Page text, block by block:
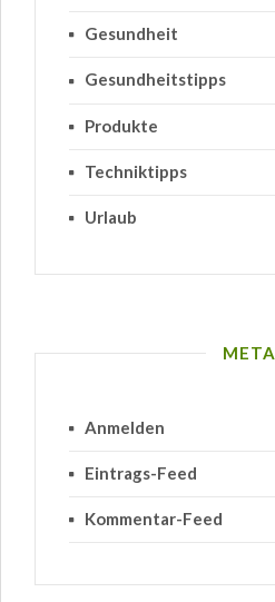
Gesundheit
Gesundheitstipps
Produkte
Techniktipps
Urlaub
META
Anmelden
Eintrags-Feed
Kommentar-Feed